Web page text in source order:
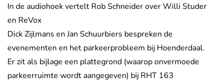
In de audiohoek vertelt Rob Schneider over Willi Studer
en ReVox
Dick Zijlmans en Jan Schuurbiers bespreken de
evenementen en het parkeerprobleem bij Hoenderdaal.
Er zit als bijlage een plattegrond (waarop onvermoede
parkeerruimte wordt aangegeven) bij RHT 163